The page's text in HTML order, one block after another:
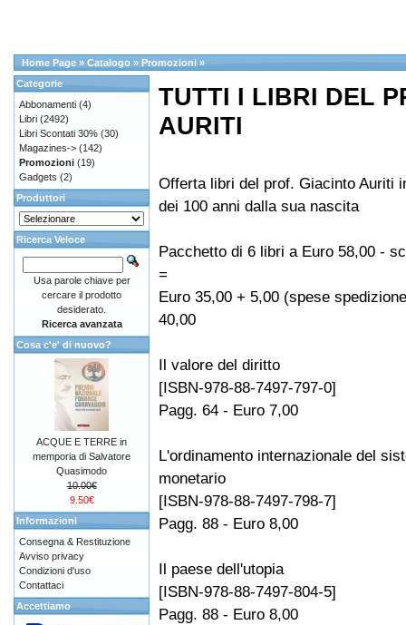
Home Page » Catalogo » Promozioni »
TUTTI I LIBRI DEL
AURITI
Offerta libri del prof. Giacinto Auriti
dei 100 anni dalla sua nascita
Pacchetto di 6 libri a Euro 58,00 -
=
Euro 35,00 + 5,00 (spese
40,00
Il valore del diritto
[ISBN-978-88-7497-797-0]
Pagg. 64 - Euro 7,00
L'ordinamento internazionale del
monetario
[ISBN-978-88-7497-798-7]
Pagg. 88 - Euro 8,00
Il paese dell'utopia
[ISBN-978-88-7497-804-5]
Pagg. 88 - Euro 8,00
Categorie
Abbonamenti (4)
Libri (2492)
Libri Scontati 30% (30)
Magazines-> (142)
Promozioni (19)
Gadgets (2)
Produttori
Ricerca Veloce
Usa parole chiave per
cercare il prodotto
desiderato.
Ricerca avanzata
Cosa c'e' di nuovo?
ACQUE E TERRE in
memporia di Salvatore
Quasimodo
10.00€
9.50€
Informazioni
Consegna & Restituzione
Avviso privacy
Condizioni d'uso
Contattaci
Accettiamo